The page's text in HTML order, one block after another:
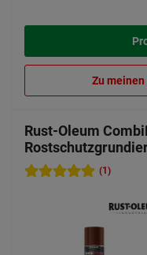
Zu
Rust-Oleum
(1)